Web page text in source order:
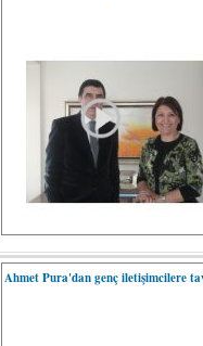
Ahmet Pura'dan genç iletişimcilere